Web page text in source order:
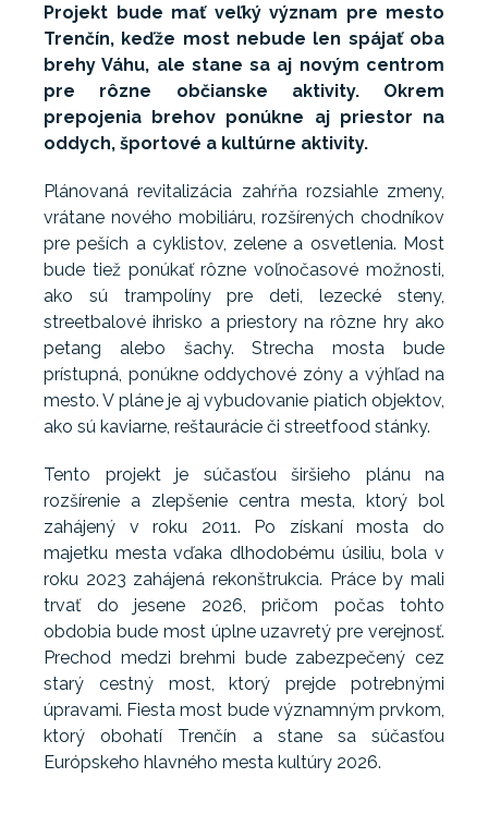
Projekt bude mať veľký význam pre mesto
Trenčín, keďže most nebude len spájať oba
brehy Váhu, ale stane sa aj novým centrom
pre rôzne občianske aktivity. Okrem
prepojenia brehov ponúkne aj priestor na
oddych, športové a kultúrne aktivity.
Plánovaná revitalizácia zahŕňa rozsiahle zmeny,
vrátane nového mobiliáru, rozšírených chodníkov
pre peších a cyklistov, zelene a osvetlenia. Most
bude tiež ponúkať rôzne voľnočasové možnosti,
ako sú trampolíny pre deti, lezecké steny,
streetbalové ihrisko a priestory na rôzne hry ako
petang alebo šachy. Strecha mosta bude
prístupná, ponúkne oddychové zóny a výhľad na
mesto. V pláne je aj vybudovanie piatich objektov,
ako sú kaviarne, reštaurácie či streetfood stánky.
Tento projekt je súčasťou širšieho plánu na
rozšírenie a zlepšenie centra mesta, ktorý bol
zahájený v roku 2011. Po získaní mosta do
majetku mesta vďaka dlhodobému úsiliu, bola v
roku 2023 zahájená rekonštrukcia. Práce by mali
trvať do jesene 2026, pričom počas tohto
obdobia bude most úplne uzavretý pre verejnosť.
Prechod medzi brehmi bude zabezpečený cez
starý cestný most, ktorý prejde potrebnými
úpravami. Fiesta most bude významným prvkom,
ktorý obohatí Trenčín a stane sa súčasťou
Európskeho hlavného mesta kultúry 2026.